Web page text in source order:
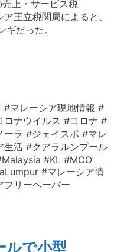
上・サービス税
王立税関局によると、
だった。
#マレーシア現地情報 #
ロナウイルス #コロナ #
ラ #ジェイスポ #マレ
活 #クアラルンプール
#KL #MCO
#マレーシア情
リーペーパー
ルで小型